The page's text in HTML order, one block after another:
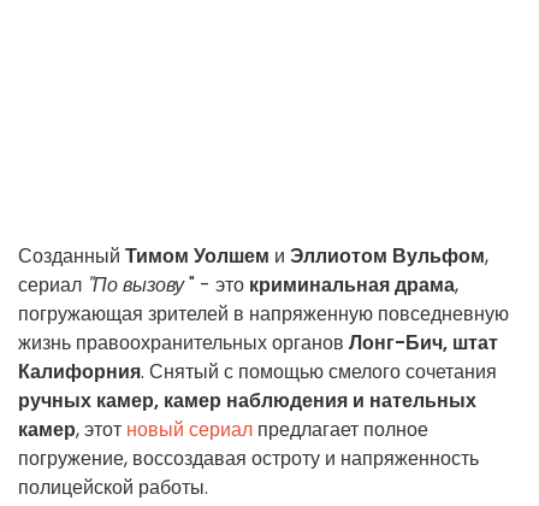
Созданный Тимом Уолшем и Эллиотом Вульфом,
сериал "По вызову" - это криминальная драма,
погружающая зрителей в напряженную повседневную
жизнь правоохранительных органов Лонг-Бич, штат
Калифорния. Снятый с помощью смелого сочетания
ручных камер, камер наблюдения и нательных
камер, этот новый сериал предлагает полное
погружение, воссоздавая остроту и напряженность
полицейской работы.